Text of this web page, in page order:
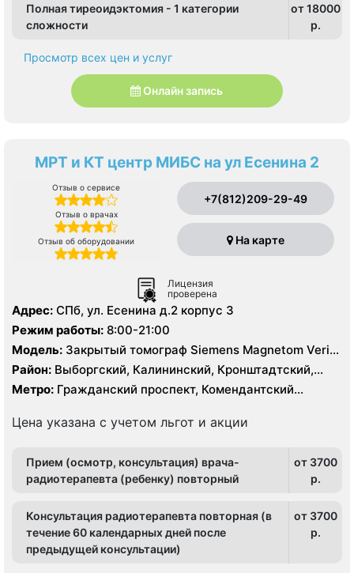
Полная тиреоидэктомия - 1 категории
сложности
от 18000
p.
Просмотр всех цен и услуг
Онлайн запись
МРТ и КТ центр МИБС на ул Есенина 2
Отзыв о сервисе
Отзыв о врачах
Отзыв об оборудовании
+7(812)209-29-49
На карте
Лицензия
проверена
Адрес: СПб, ул. Есенина д.2 корпус 3
Режим работы: 8:00-21:00
Модель: Закрытый томограф Siemens Magnetom Verio
3 Тесла, КТ Siemens Biograph 64 реза
Район: Выборгский, Калининский, Кронштадтский,
Курортный, Ленинградская область
Метро: Гражданский проспект, Комендантский
Политехническая, Проспект Просвещения, Удельная
Цена указана с учетом льгот и акции
Прием (осмотр, консультация) врача-
радиотерапевта (ребенку) повторный
от 3700
p.
Консультация радиотерапевта повторная (в
течение 60 календарных дней после
предыдущей консультации)
от 3700
p.